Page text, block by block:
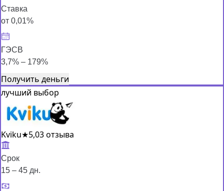
Ставка
от 0,01%
ГЭСВ
3,7% – 179%
Получить деньги
лучший выбор
Kviku★5,03 отзыва
Срок
15 – 45 дн.